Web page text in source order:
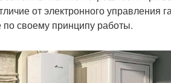
от электронного управления
своему принципу работы.